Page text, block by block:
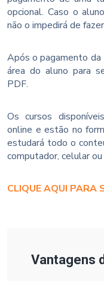
opcional. Caso o
não o impedirá de
Após o pagamento da
área do aluno para
PDF.
Os cursos
online e estão no
estudará todo o
computador, celular
CLIQUE AQUI PARA
Vantagens